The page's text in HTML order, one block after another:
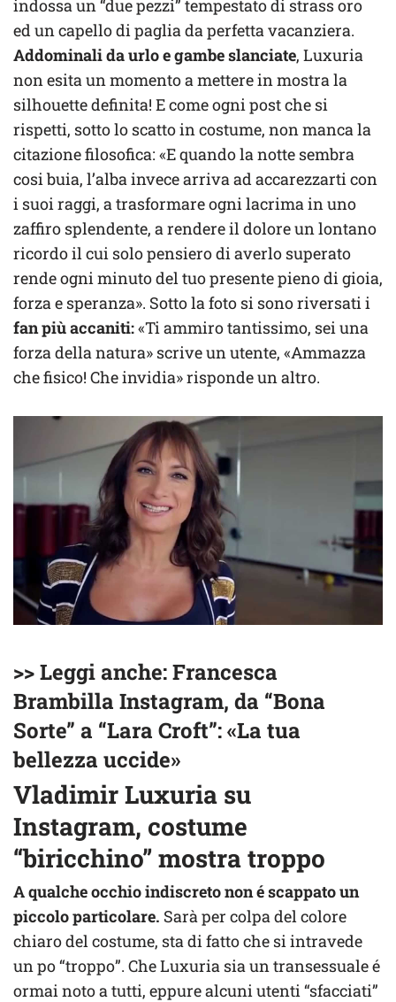
indossa un “due pezzi” tempestato di strass oro
ed un capello di paglia da perfetta vacanziera.
Addominali da urlo e gambe slanciate, Luxuria
non esita un momento a mettere in mostra la
silhouette definita! E come ogni post che si
rispetti, sotto lo scatto in costume, non manca la
citazione filosofica: «E quando la notte sembra
cosi buia, l’alba invece arriva ad accarezzarti con
i suoi raggi, a trasformare ogni lacrima in uno
zaffiro splendente, a rendere il dolore un lontano
ricordo il cui solo pensiero di averlo superato
rende ogni minuto del tuo presente pieno di gioia,
forza e speranza». Sotto la foto si sono riversati i
fan più accaniti:«Ti ammiro tantissimo, sei una
forza della natura» scrive un utente, «Ammazza
che fisico! Che invidia» risponde un altro.
>> Leggi anche: Francesca
Brambilla Instagram, da “Bona
Sorte” a “Lara Croft”: «La tua
bellezza uccide»
Vladimir Luxuria su
Instagram, costume
“biricchino” mostra troppo
A qualche occhio indiscreto non é scappato un
piccolo particolare. Sarà per colpa del colore
chiaro del costume, sta di fatto che si intravede
un po “troppo”. Che Luxuria sia un transessuale é
ormai noto a tutti, eppure alcuni utenti “sfacciati”